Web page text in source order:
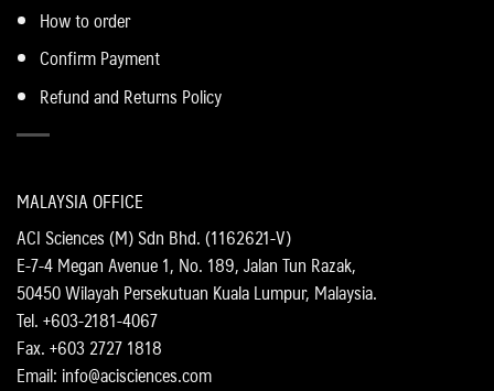
MALAYSIA OFFICE
ACI Sciences (M) Sdn Bhd. (1162621-V)
E-7-4 Megan Avenue 1, No. 189, Jalan Tun Razak,
50450 Wilayah Persekutuan Kuala Lumpur, Malaysia.
Tel. +603-2181-4067
Fax. +603 2727 1818
Email: info@acisciences.com
How to order
Confirm Payment
Refund and Returns Policy